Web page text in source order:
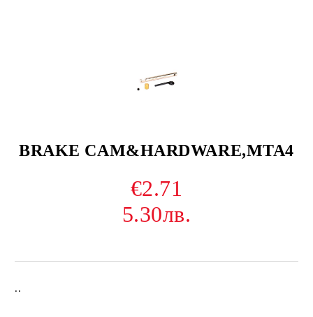
BRAKE CAM&HARDWARE,MTA4
€2.71
5.30лв.
..